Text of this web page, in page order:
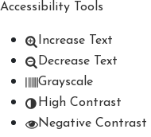
Accessibility Tools
Increase Text
Decrease Text
Grayscale
High Contrast
Negative Contrast